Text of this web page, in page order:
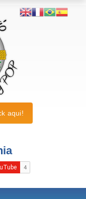
aqui!